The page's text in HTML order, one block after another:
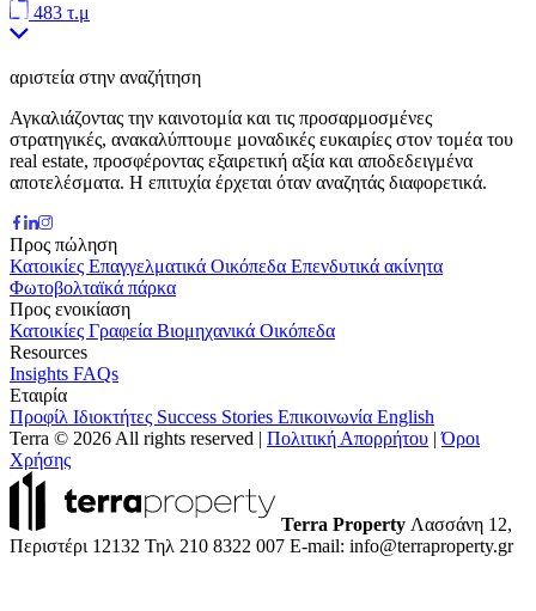
483 τ.μ
αριστεία στην αναζήτηση
Αγκαλιάζοντας την καινοτομία και τις προσαρμοσμένες
στρατηγικές, ανακαλύπτουμε μοναδικές ευκαιρίες στον τομέα του
real estate, προσφέροντας εξαιρετική αξία και αποδεδειγμένα
αποτελέσματα. Η επιτυχία έρχεται όταν αναζητάς διαφορετικά.
Προς πώληση
Κατοικίες Επαγγελματικά Οικόπεδα Επενδυτικά ακίνητα
Φωτοβολταϊκά πάρκα
Προς ενοικίαση
Κατοικίες Γραφεία Βιομηχανικά Οικόπεδα
Resources
Insights FAQs
Εταιρία
Προφίλ Ιδιοκτήτες Success Stories Επικοινωνία English
Terra © 2026 All rights reserved | Πολιτική Απορρήτου |Όροι
Χρήσης
Terra Property Λασσάνη 12,
Περιστέρι 12132 Τηλ 210 8322 007 E-mail: info@terraproperty.gr